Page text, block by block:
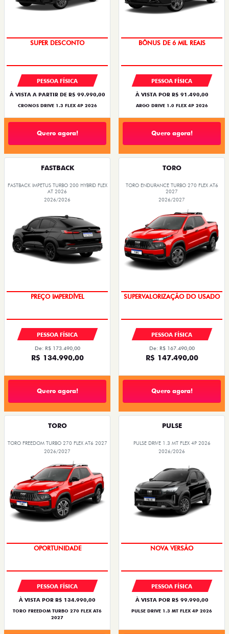
SUPER DESCONTO
PESSOA FÍSICA
À VISTA A PARTIR DE R$ 99.990,00
CRONOS DRIVE 1.3 FLEX 4P 2026
Quero agora!
BÔNUS DE 6 MIL REAIS
PESSOA FÍSICA
À VISTA POR R$ 91.490,00
ARGO DRIVE 1.0 FLEX 4P 2026
Quero agora!
FASTBACK
FASTBACK IMPETUS TURBO 200 HYBRID FLEX
AT 2026
2026/2026
PREÇO IMPERDÍVEL
PESSOA FÍSICA
De: R$ 173.490,00
R$ 134.990,00
Quero agora!
TORO
TORO ENDURANCE TURBO 270 FLEX AT6
2027
2026/2027
SUPERVALORIZAÇÃO DO USADO
PESSOA FÍSICA
De: R$ 167.490,00
R$ 147.490,00
Quero agora!
TORO
TORO FREEDOM TURBO 270 FLEX AT6 2027
2026/2027
OPORTUNIDADE
PESSOA FÍSICA
À VISTA POR R$ 134.990,00
TORO FREEDOM TURBO 270 FLEX AT6
2027
PULSE
PULSE DRIVE 1.3 MT FLEX 4P 2026
2026/2026
NOVA VERSÃO
PESSOA FÍSICA
À VISTA POR R$ 99.990,00
PULSE DRIVE 1.3 MT FLEX 4P 2026